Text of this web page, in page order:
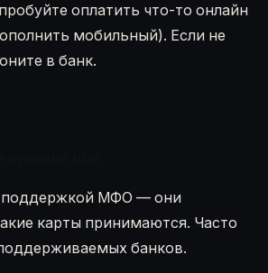
оплатить что-то онлайн
мобильный). Если не
в банк.
поддержкой МФО — они
карты принимаются. Часто
банков.